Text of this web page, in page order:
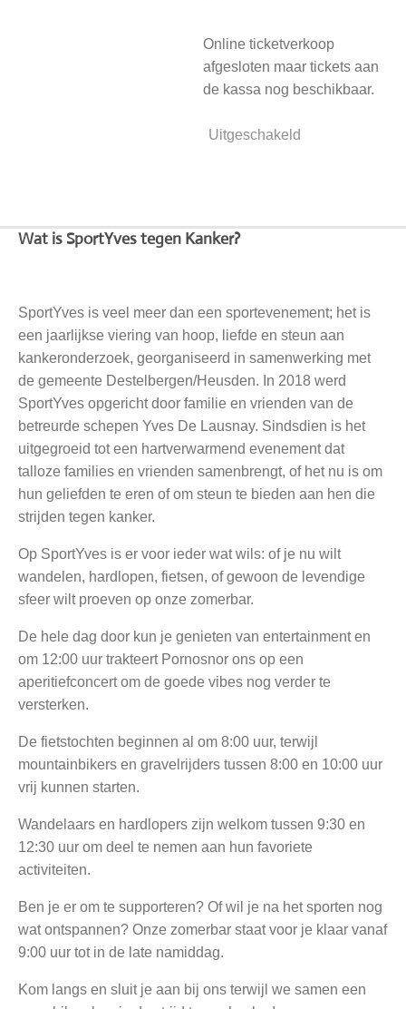
Online ticketverkoop
afgesloten maar tickets aan
de kassa nog beschikbaar.
Uitgeschakeld
Wat is SportYves tegen Kanker?
SportYves is veel meer dan een sportevenement; het is
een jaarlijkse viering van hoop, liefde en steun aan
kankeronderzoek, georganiseerd in samenwerking met
de gemeente Destelbergen/Heusden. In 2018 werd
SportYves opgericht door familie en vrienden van de
betreurde schepen Yves De Lausnay. Sindsdien is het
uitgegroeid tot een hartverwarmend evenement dat
talloze families en vrienden samenbrengt, of het nu is om
hun geliefden te eren of om steun te bieden aan hen die
strijden tegen kanker.
Op SportYves is er voor ieder wat wils: of je nu wilt
wandelen, hardlopen, fietsen, of gewoon de levendige
sfeer wilt proeven op onze zomerbar.
De hele dag door kun je genieten van entertainment en
om 12:00 uur trakteert Pornosnor ons op een
aperitiefconcert om de goede vibes nog verder te
versterken.
De fietstochten beginnen al om 8:00 uur, terwijl
mountainbikers en gravelrijders tussen 8:00 en 10:00 uur
vrij kunnen starten.
Wandelaars en hardlopers zijn welkom tussen 9:30 en
12:30 uur om deel te nemen aan hun favoriete
activiteiten.
Ben je er om te supporteren? Of wil je na het sporten nog
wat ontspannen? Onze zomerbar staat voor je klaar vanaf
9:00 uur tot in de late namiddag.
Kom langs en sluit je aan bij ons terwijl we samen een